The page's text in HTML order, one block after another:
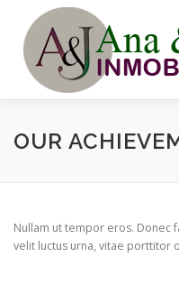
contenido
DESTACADOS
OUR
Nullam ut tempor eros. Donec
velit luctus urna, vitae porttitor